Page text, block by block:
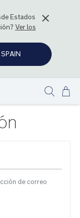
Estados
Ver los
SPAIN
Ir
de correo